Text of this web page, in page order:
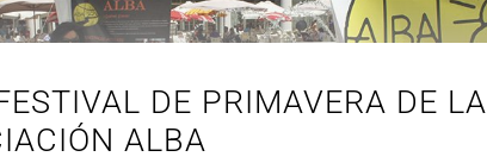
DE PRIMAVERA DE LA
ALBA